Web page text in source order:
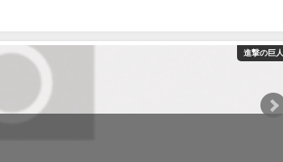
進撃の巨人